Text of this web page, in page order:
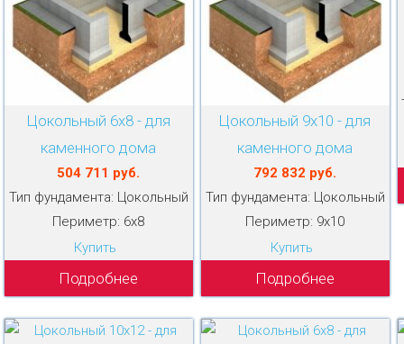
Цокольный 6х8 - для
каменного дома
504 711 руб.
Тип фундамента: Цокольный
Периметр: 6х8
Купить
Подробнее
Цокольный 9х10 - для
каменного дома
792 832 руб.
Тип фундамента: Цокольный
Периметр: 9х10
Купить
Подробнее